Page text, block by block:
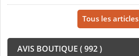
Tous les articles
AVIS BOUTIQUE ( 992 )